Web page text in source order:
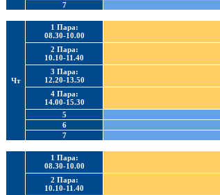
7
Чт
1 Пара:
08.30-10.00
2 Пара:
10.10-11.40
3 Пара:
12.20-13.50
4 Пара:
14.00-15.30
5
6
7
1 Пара:
08.30-10.00
2 Пара:
10.10-11.40